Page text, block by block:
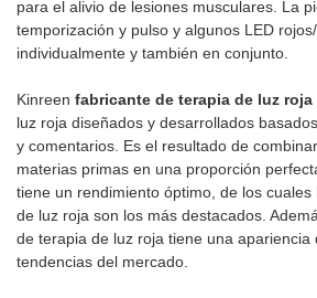
para el alivio de lesiones musculares. La
temporización y pulso y algunos LED
individualmente y también en conjunto.
Kinreen fabricante de terapia de luz roja
luz roja diseñados y desarrollados
y comentarios. Es el resultado de
materias primas en una proporción
tiene un rendimiento óptimo, de los
de luz roja son los más destacados.
de terapia de luz roja tiene una apariencia
tendencias del mercado.
le
minutos,
sus
modos
10 Hz a
una